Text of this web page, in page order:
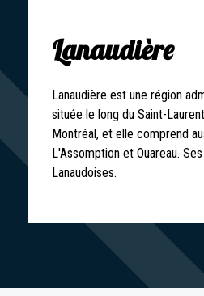
Lanaudière
Lanaudière est une région
située le long du Saint-
Montréal, et elle comprend
L'Assomption et Ouareau.
Lanaudoises.